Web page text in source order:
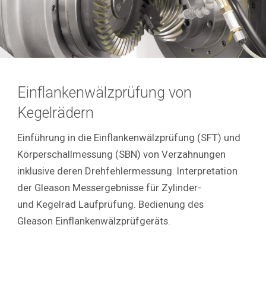
Einflankenwälzprüfung von
Kegelrädern
Einführung in die Einflankenwälzprüfung (SFT) und
Körperschallmessung (SBN) von Verzahnungen
inklusive deren Drehfehlermessung. Interpretation
der Gleason Messergebnisse für Zylinder-
und Kegelrad Laufprüfung. Bedienung des
Gleason Einflankenwälzprüfgeräts.